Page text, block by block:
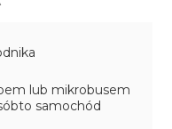
lub mikrobusem
samochód